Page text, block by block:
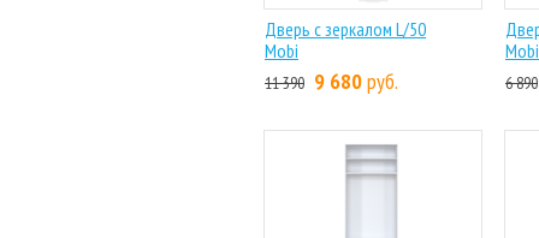
Дверь с зеркалом L/50
Mobi
11 390 9 680руб.
Mobi
6 890